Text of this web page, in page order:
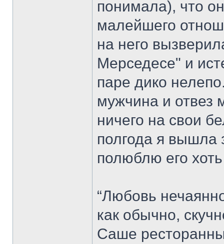
понимала), что
малейшего
на него
Мерседесе" и
паре дико
мужчина и отвез
ничего на свои
полгода я вышла
полюблю его
“Любовь
как обычно,
Саше